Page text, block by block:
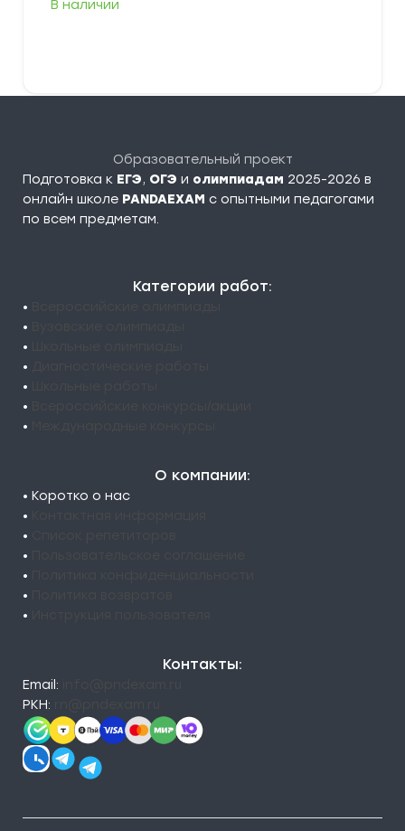
В наличии
Образовательный проект
Подготовка к ЕГЭ, ОГЭ и олимпиадам 2025-2026 в
онлайн школе PANDAEXAM c опытными педагогами
по всем предметам.
Категории работ:
•
•
•
•
•
•
•
О компании:
• Коротко о нас
•
•
•
•
•
•
Контакты:
Email:
РКН: